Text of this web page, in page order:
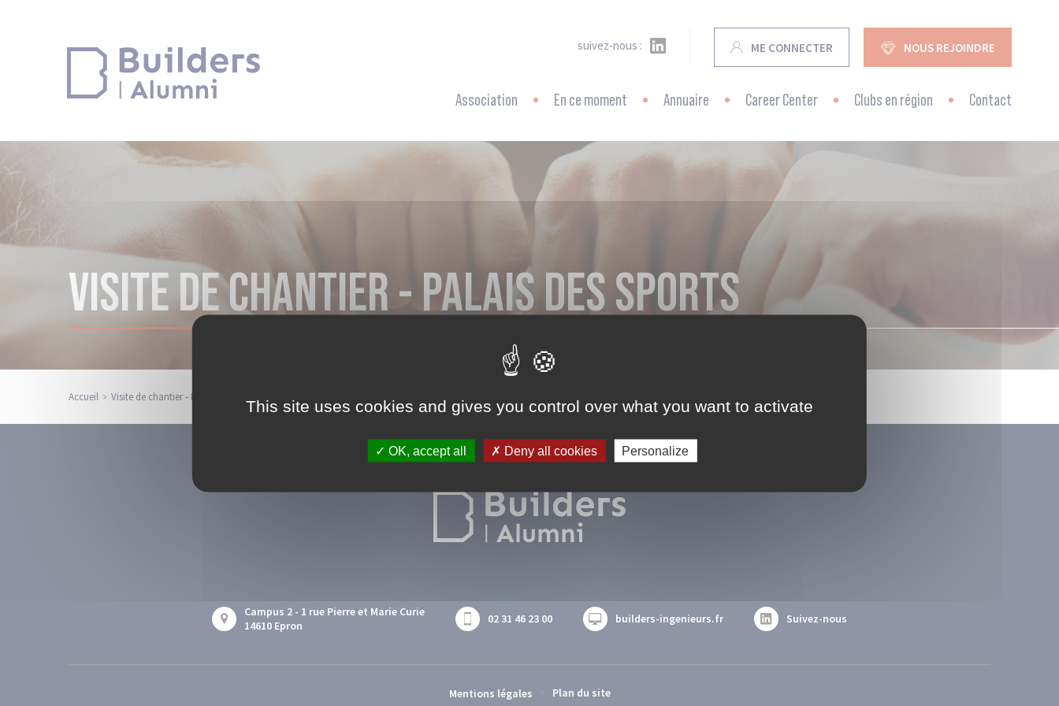
suivez-nous : ME CONNECTER NOUS REJOINDRE
Association En ce moment Annuaire Career Center Clubs en région Contact
VISITE DE CHANTIER - PALAIS DES SPORTS
Accueil Visite de chantier - Palais des sports
Campus 2 - 1 rue Pierre et Marie Curie
14610 Epron
02 31 46 23 00 builders-ingenieurs.fr Suivez-nous
Mentions légales Plan du site
This site uses cookies and gives you control over what you want to activate
OK, accept all Deny all cookies Personalize